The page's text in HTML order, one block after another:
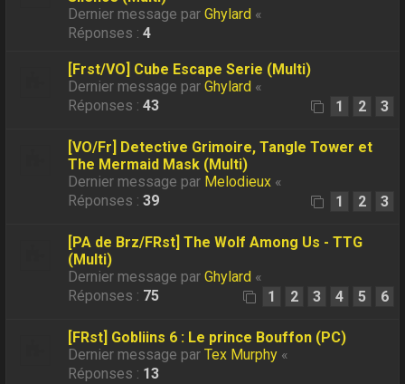
Dernier message parGhylard «
Réponses :4
[Frst/VO] Cube Escape Serie (Multi)
Dernier message parGhylard «
Réponses :43 1 2 3
[VO/Fr] Detective Grimoire, Tangle Tower et
The Mermaid Mask (Multi)
Dernier message par Melodieux «
Réponses :39 1 2 3
[PA de Brz/FRst] The Wolf Among Us - TTG
(Multi)
Dernier message parGhylard «
Réponses : 75 1 2 3 4 5 6
[FRst] Gobliins 6 : Le prince Bouffon (PC)
Dernier message parTex Murphy «
Réponses : 13